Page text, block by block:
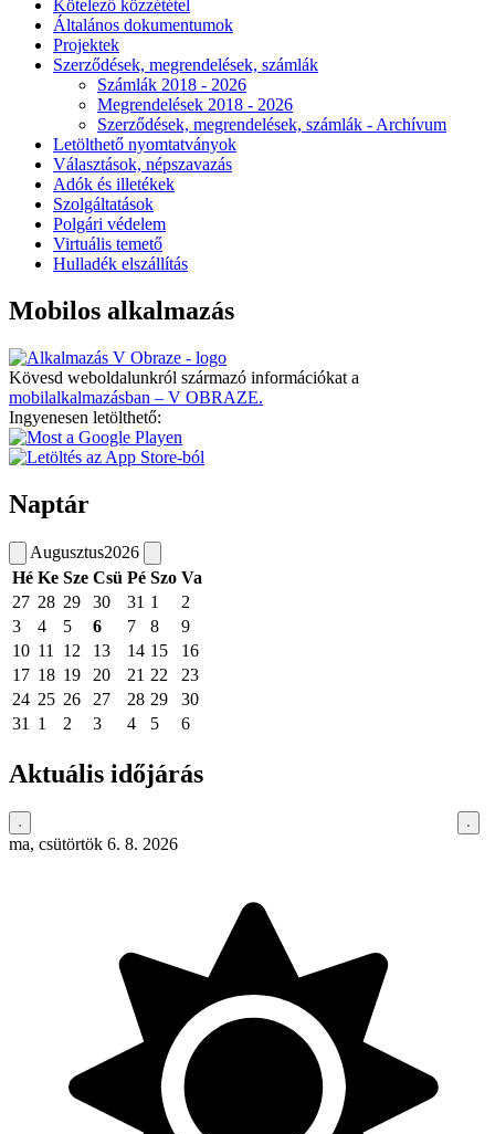
Kötelező közzététel
Általános dokumentumok
Projektek
Szerződések, megrendelések, számlák
Számlák 2018 - 2026
Megrendelések 2018 - 2026
Szerződések, megrendelések, számlák - Archívum
Letölthető nyomtatványok
Választások, népszavazás
Adók és illetékek
Szolgáltatások
Polgári védelem
Virtuális temető
Hulladék elszállítás
Mobilos alkalmazás
Kövesd weboldalunkról származó információkat a
mobilalkalmazásban – V OBRAZE.
Ingyenesen letölthető:
Naptár
Augusztus2026
Hé Ke Sze Csü Pé Szo Va
27 28 29 30 31 1
2
3
4 5 6 7 8
9
10 11 12 13 14 15
16
17 18 19 20 21 22
23
24 25 26 27 28 29
30
31
1 2 3 4 5 6
Aktuális időjárás
ma, csütörtök 6. 8. 2026